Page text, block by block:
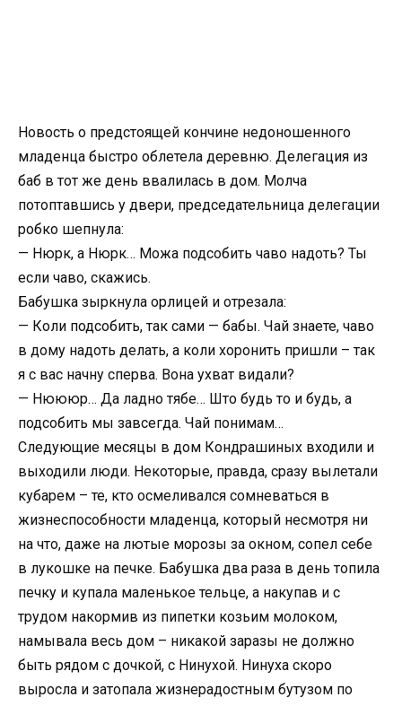
Новость о предстоящей кончине недоношенного
младенца быстро облетела деревню. Делегация из
баб в тот же день ввалилась в дом. Молча
потоптавшись у двери, председательница делегации
робко шепнула:
— Нюрк, а Нюрк… Можа подсобить чаво надоть? Ты
если чаво, скажись.
Бабушка зыркнула орлицей и отрезала:
— Коли подсобить, так сами — бабы. Чай знаете, чаво
в дому надоть делать, а коли хоронить пришли – так
я с вас начну сперва. Вона ухват видали?
— Нюююр… Да ладно тябе… Што будь то и будь, а
подсобить мы завсегда. Чай понимам…
Следующие месяцы в дом Кондрашиных входили и
выходили люди. Некоторые, правда, сразу вылетали
кубарем – те, кто осмеливался сомневаться в
жизнеспособности младенца, который несмотря ни
на что, даже на лютые морозы за окном, сопел себе
в лукошке на печке. Бабушка два раза в день топила
печку и купала маленькое тельце, а накупав и с
трудом накормив из пипетки козьим молоком,
намывала весь дом – никакой заразы не должно
быть рядом с дочкой, с Нинухой. Нинуха скоро
выросла и затопала жизнерадостным бутузом по